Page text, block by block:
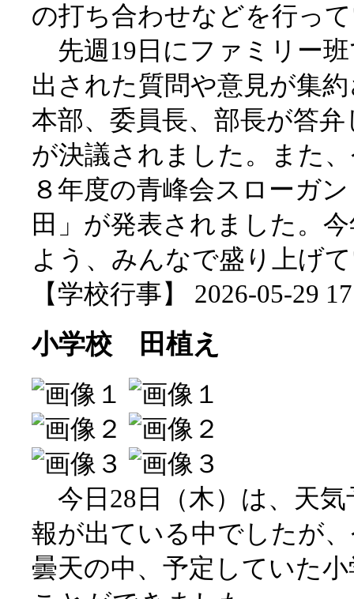
の打ち合わせなどを行っ
先週19日にファミリー
出された質問や意見が集
本部、委員長、部長が答
が決議されました。また
８年度の青峰会スローガ
田」が発表されました。
よう、みんなで盛り上げ
【学校行事】 2026-05-29
小学校 田植え
今日28日（木）は、天
報が出ている中でしたが
曇天の中、予定していた